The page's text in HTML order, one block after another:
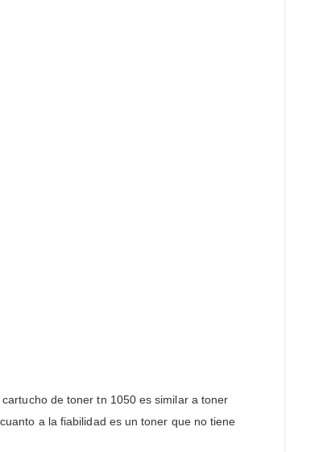
de toner tn 1050 es similar a toner
a la fiabilidad es un toner que no tiene